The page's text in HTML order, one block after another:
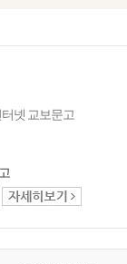
넷 교보문고